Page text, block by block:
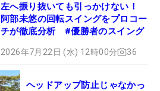
左へ振り抜いても引っかけない！
阿部未悠の回転スイングをプロコー
チが徹底分析 #優勝者のスイング
2026年7月22日 (水) 12時00分 36
ヘッドアップ防止じゃなかっ